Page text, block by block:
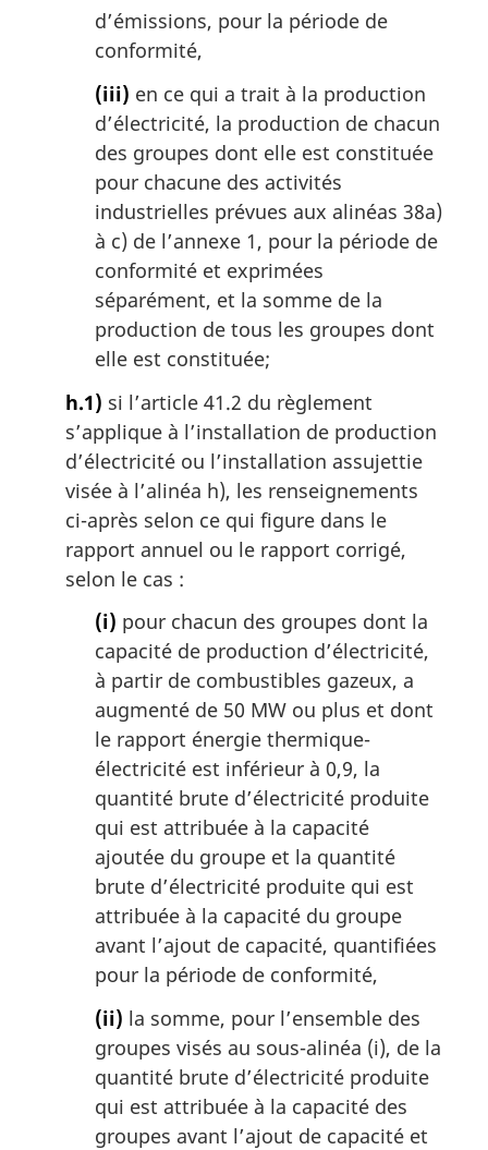
d’émissions, pour la période de
conformité,
(iii) en ce qui a trait à la production
d’électricité, la production de chacun
des groupes dont elle est constituée
pour chacune des activités
industrielles prévues aux alinéas 38a)
à c) de l’annexe 1, pour la période de
conformité et exprimées
séparément, et la somme de la
production de tous les groupes dont
elle est constituée;
h.1) si l’article 41.2 du règlement
s’applique à l’installation de production
d’électricité ou l’installation assujettie
visée à l’alinéa h), les renseignements
ci-après selon ce qui figure dans le
rapport annuel ou le rapport corrigé,
selon le cas :
(i) pour chacun des groupes dont la
capacité de production d’électricité,
à partir de combustibles gazeux, a
augmenté de 50 MW ou plus et dont
le rapport énergie thermique-
électricité est inférieur à 0,9, la
quantité brute d’électricité produite
qui est attribuée à la capacité
ajoutée du groupe et la quantité
brute d’électricité produite qui est
attribuée à la capacité du groupe
avant l’ajout de capacité, quantifiées
pour la période de conformité,
(ii) la somme, pour l’ensemble des
groupes visés au sous-alinéa (i), de la
quantité brute d’électricité produite
qui est attribuée à la capacité des
groupes avant l’ajout de capacité et